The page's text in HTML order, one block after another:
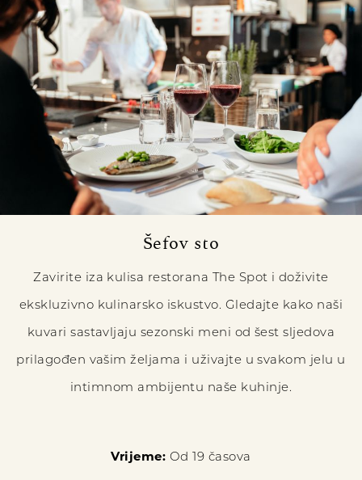
Šefov sto
Zavirite iza kulisa restorana The Spot i doživite
ekskluzivno kulinarsko iskustvo. Gledajte kako naši
kuvari sastavljaju sezonski meni od šest sljedova
prilagođen vašim željama i uživajte u svakom jelu u
intimnom ambijentu naše kuhinje.
Vrijeme: Od 19 časova